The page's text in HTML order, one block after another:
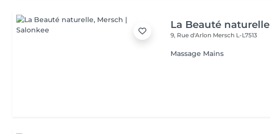
La Beauté naturelle
9, Rue d'Arlon Mersch L-L7513
Massage Mains